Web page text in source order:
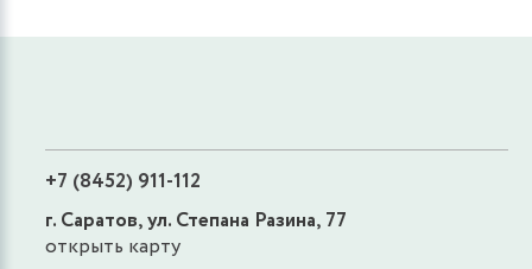
+7 (8452) 911-112
г. Саратов, ул. Степана Разина, 77
открыть карту